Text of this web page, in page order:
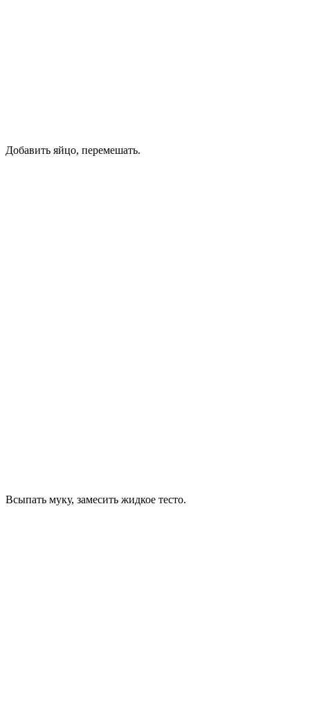
Добавить яйцо, перемешать.
Всыпать муку, замесить жидкое тесто.